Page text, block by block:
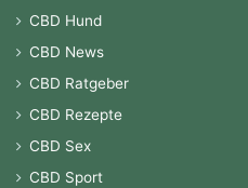
CBD Hund
CBD News
CBD Ratgeber
CBD Rezepte
CBD Sex
CBD Sport